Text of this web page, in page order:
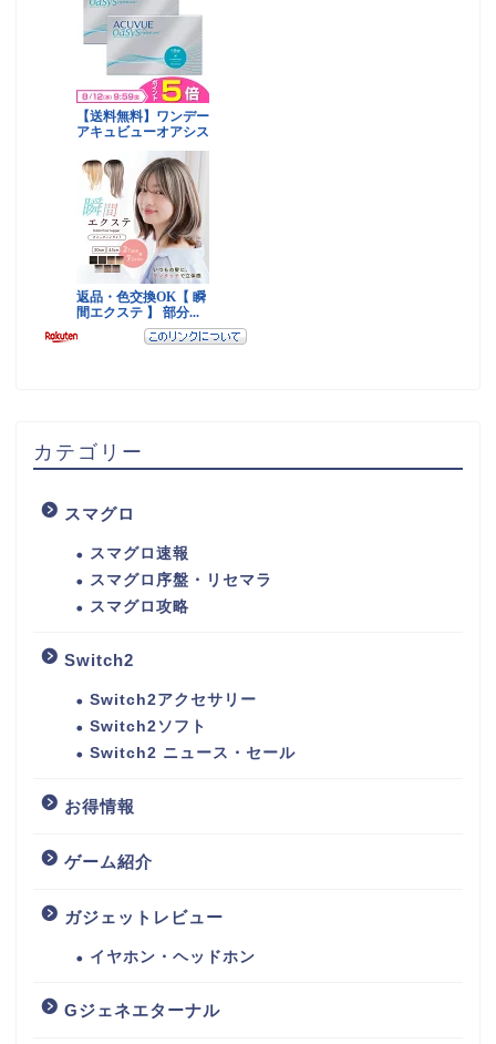
カテゴリー
スマグロ
スマグロ速報
スマグロ序盤・リセマラ
スマグロ攻略
Switch2
Switch2アクセサリー
Switch2ソフト
Switch2 ニュース・セール
お得情報
ゲーム紹介
ガジェットレビュー
イヤホン・ヘッドホン
Gジェネエターナル